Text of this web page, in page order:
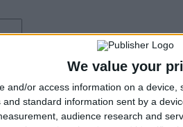
We value your
and/or access information on a device,
standard information sent by a
audience research and